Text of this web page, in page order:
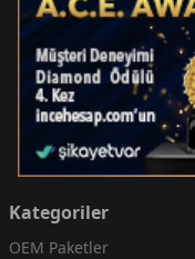
Kategoriler
OEM Paketler